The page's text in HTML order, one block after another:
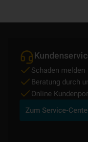
Schaden melden
Beratung durch
Online
Zum Service-